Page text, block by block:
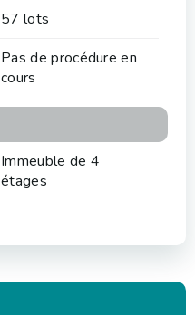
57 lots
Pas de procédure en
cours
Immeuble de 4
étages